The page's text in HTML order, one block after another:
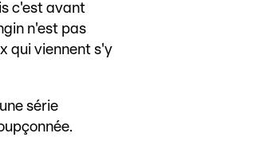
c'est avant
n'est pas
qui viennent s'y
série